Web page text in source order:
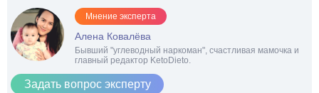
Мнение эксперта
Алена Ковалёва
Бывший "углеводный наркоман", счастливая мамочка и
главный редактор KetoDieto.
Задать вопрос эксперту